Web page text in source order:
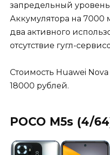
запредельный
Аккумулятора на 7000
два активного
отсутствие гугл-
Стоимость Huawei Nova
18000 рублей.
POCO M5s (4/